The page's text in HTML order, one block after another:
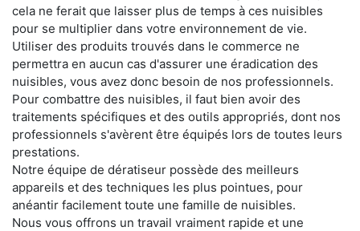
cela ne ferait que laisser plus de temps à ces nuisibles
pour se multiplier dans votre environnement de vie.
Utiliser des produits trouvés dans le commerce ne
permettra en aucun cas d'assurer une éradication des
nuisibles, vous avez donc besoin de nos professionnels.
Pour combattre des nuisibles, il faut bien avoir des
traitements spécifiques et des outils appropriés, dont nos
professionnels s'avèrent être équipés lors de toutes leurs
prestations.
Notre équipe de dératiseur possède des meilleurs
appareils et des techniques les plus pointues, pour
anéantir facilement toute une famille de nuisibles.
Nous vous offrons un travail vraiment rapide et une